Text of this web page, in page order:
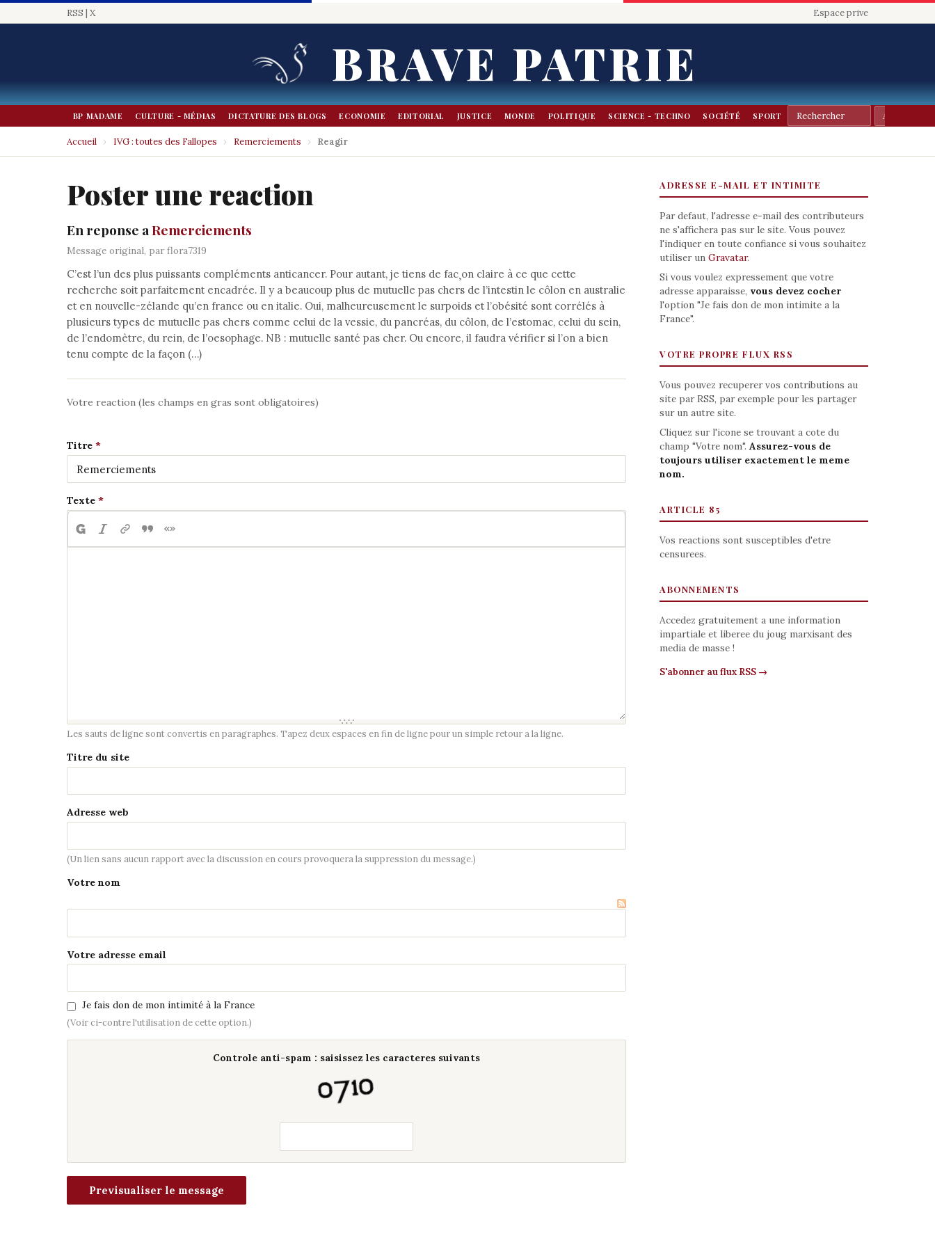
RSS | X Espace prive
BRAVE PATRIE
BP MADAME CULTURE - MÉDIAS DICTATURE DES BLOGS ECONOMIE EDITORIAL JUSTICE MONDE POLITIQUE SCIENCE - TECHNO SOCIÉTÉ SPORT
Accueil › IVG : toutes des Fallopes › Remerciements › Reagir
Poster une reaction
En reponse aRemerciements
Message original, par flora7319
C’est l’un des plus puissants compléments anticancer. Pour autant, je tiens de fac¸on claire à ce que cette
recherche soit parfaitement encadrée. Il y a beaucoup plus de mutuelle pas chers de l’intestin le côlon en australie
et en nouvelle-zélande qu’en france ou en italie. Oui, malheureusement le surpoids et l’obésité sont corrélés à
plusieurs types de mutuelle pas chers comme celui de la vessie, du pancréas, du côlon, de l’estomac, celui du sein,
de l’endomètre, du rein, de l’oesophage. NB : mutuelle santé pas cher. Ou encore, il faudra vérifier si l’on a bien
tenu compte de la façon (…)
Votre reaction (les champs en gras sont obligatoires)
Titre
Texte
Les sauts de ligne sont convertis en paragraphes. Tapez deux espaces en fin de ligne pour un simple retour a la ligne.
Titre du site
Adresse web
(Un lien sans aucun rapport avec la discussion en cours provoquera la suppression du message.)
Votre nom
Votre adresse email
Je fais don de mon intimité à la France
(Voir ci-contre l'utilisation de cette option.)
Controle anti-spam : saisissez les caracteres suivants
ADRESSE E-MAIL ET INTIMITE
Par defaut, l'adresse e-mail des contributeurs
ne s'affichera pas sur le site. Vous pouvez
l'indiquer en toute confiance si vous souhaitez
utiliser un Gravatar.
Si vous voulez expressement que votre
adresse apparaisse, vous devez cocher
l'option "Je fais don de mon intimite a la
France".
VOTRE PROPRE FLUX RSS
Vous pouvez recuperer vos contributions au
site par RSS, par exemple pour les partager
sur un autre site.
Cliquez sur l'icone se trouvant a cote du
champ "Votre nom". Assurez-vous de
toujours utiliser exactement le meme
nom.
ARTICLE 85
Vos reactions sont susceptibles d'etre
censurees.
ABONNEMENTS
Accedez gratuitement a une information
impartiale et liberee du joug marxisant des
media de masse !
S'abonner au flux RSS →